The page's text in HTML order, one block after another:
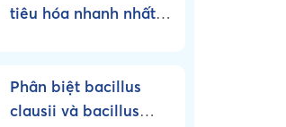
tiêu hóa nhanh nhất
Phân biệt bacillus
clausii và bacillus